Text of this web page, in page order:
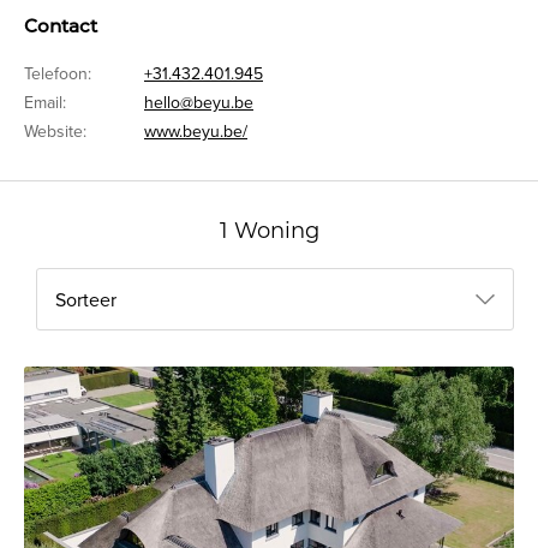
Contact
Telefoon:
+31.432.401.945
Email:
hello@beyu.be
Website:
www.beyu.be/
1 Woning
Sorteer